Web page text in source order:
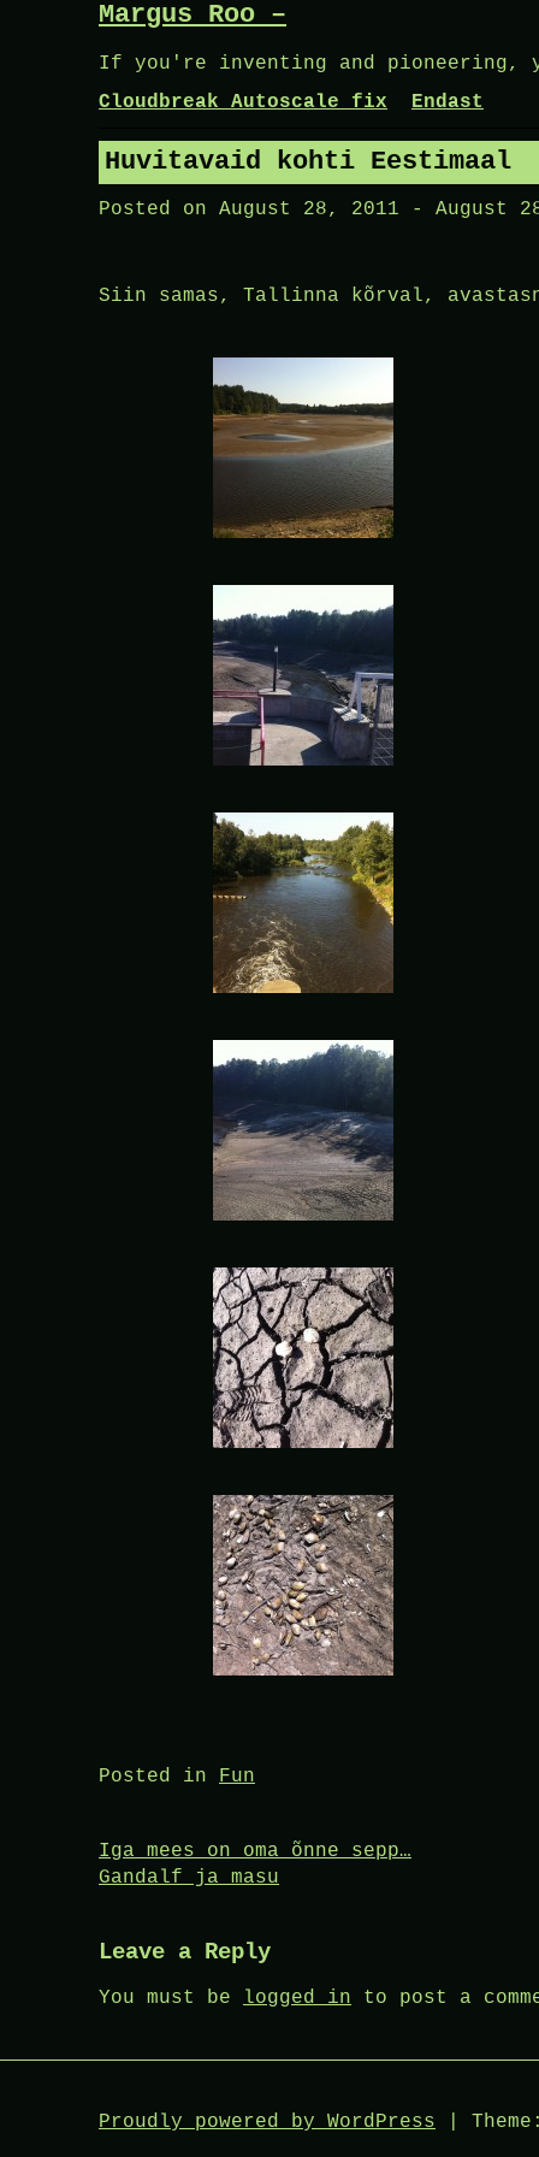
Margus Roo –
If you're inventing and pioneering,
Cloudbreak Autoscale fix
Endast
Huvitavaid kohti Eestimaal
Posted on August 28, 2011 - August
Siin samas, Tallinna kõrval,
Posted in Fun
Post
navigation
Iga mees on oma õnne sepp…
Gandalf ja masu
Leave a Reply
You must be logged in to post a
Proudly powered by WordPress